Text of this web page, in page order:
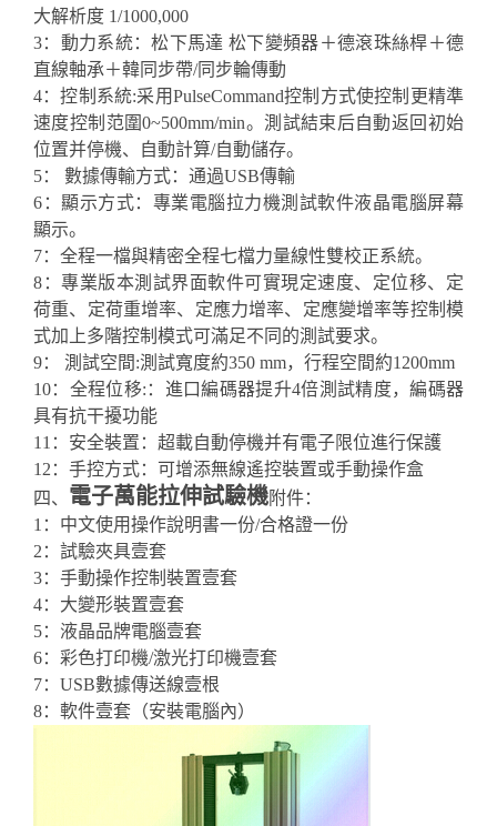
大解析度 1/1000,000
3：動力系統：松下馬達 松下變頻器＋德滾珠絲桿＋德
直線軸承＋韓同步帶/同步輪傳動
4：控制系統:采用PulseCommand控制方式使控制更精準
速度控制范圍0~500mm/min。測試結束后自動返回初始
位置并停機、自動計算/自動儲存。
5： 數據傳輸方式：通過USB傳輸
6：顯示方式：專業電腦拉力機測試軟件液晶電腦屏幕
顯示。
7：全程一檔與精密全程七檔力量線性雙校正系統。
8：專業版本測試界面軟件可實現定速度、定位移、定
荷重、定荷重增率、定應力增率、定應變增率等控制模
式加上多階控制模式可滿足不同的測試要求。
9： 測試空間:測試寬度約350 mm，行程空間約1200mm
10：全程位移:：進口編碼器提升4倍測試精度，編碼器
具有抗干擾功能
11：安全裝置：超載自動停機并有電子限位進行保護
12：手控方式：可增添無線遙控裝置或手動操作盒
四、 電子萬能拉伸試驗機附件：
1：中文使用操作說明書一份/合格證一份
2：試驗夾具壹套
3：手動操作控制裝置壹套
4：大變形裝置壹套
5：液晶品牌電腦壹套
6：彩色打印機/激光打印機壹套
7：USB數據傳送線壹根
8：軟件壹套（安裝電腦內）